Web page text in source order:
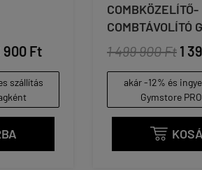
900 Ft
szállítás
COMBKÖZELÍTŐ-
COMBTÁVOLÍTÓ
1 499 900 Ft 1
akár -12% és
Gymstore
